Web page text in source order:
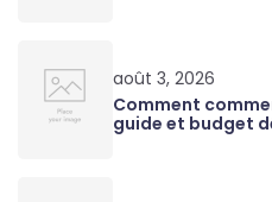
août 3, 2026
Comment
guide et budget